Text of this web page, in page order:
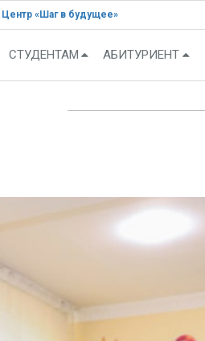
Центр «Шаг в будущее»
СТУДЕНТАМ АБИТУРИЕНТ